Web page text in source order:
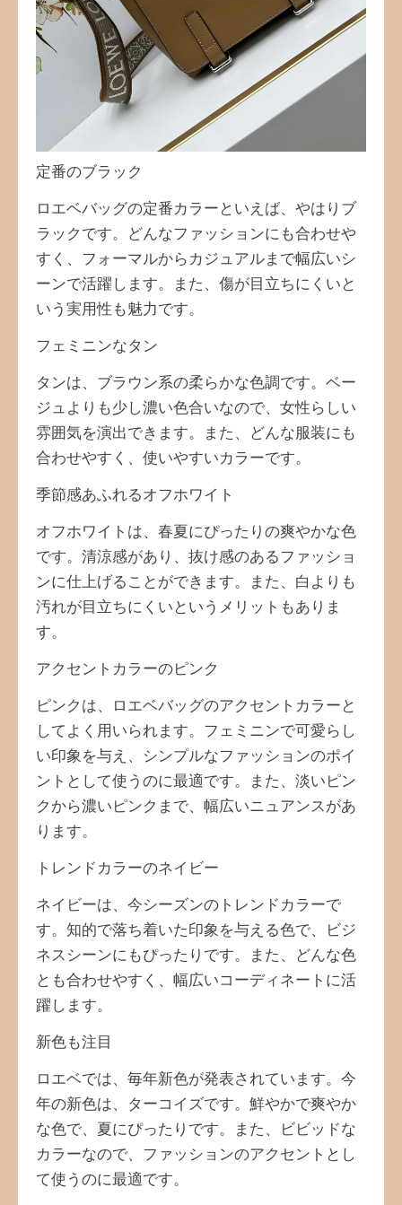
定番のブラック
ロエベバッグの定番カラーといえば、やはりブ
ラックです。どんなファッションにも合わせや
すく、フォーマルからカジュアルまで幅広いシ
ーンで活躍します。また、傷が目立ちにくいと
いう実用性も魅力です。
フェミニンなタン
タンは、ブラウン系の柔らかな色調です。ベー
ジュよりも少し濃い色合いなので、女性らしい
雰囲気を演出できます。また、どんな服装にも
合わせやすく、使いやすいカラーです。
季節感あふれるオフホワイト
オフホワイトは、春夏にぴったりの爽やかな色
です。清涼感があり、抜け感のあるファッショ
ンに仕上げることができます。また、白よりも
汚れが目立ちにくいというメリットもありま
す。
アクセントカラーのピンク
ピンクは、ロエベバッグのアクセントカラーと
してよく用いられます。フェミニンで可愛らし
い印象を与え、シンプルなファッションのポイ
ントとして使うのに最適です。また、淡いピン
クから濃いピンクまで、幅広いニュアンスがあ
ります。
トレンドカラーのネイビー
ネイビーは、今シーズンのトレンドカラーで
す。知的で落ち着いた印象を与える色で、ビジ
ネスシーンにもぴったりです。また、どんな色
とも合わせやすく、幅広いコーディネートに活
躍します。
新色も注目
ロエベでは、毎年新色が発表されています。今
年の新色は、ターコイズです。鮮やかで爽やか
な色で、夏にぴったりです。また、ビビッドな
カラーなので、ファッションのアクセントとし
て使うのに最適です。